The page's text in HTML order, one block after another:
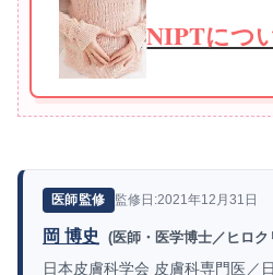
NIPTにつ
医師監修 監修日:2021年12月31日
岡 博史 (医師・医学博士／ヒロ
日本皮膚科学会 皮膚科専門医／